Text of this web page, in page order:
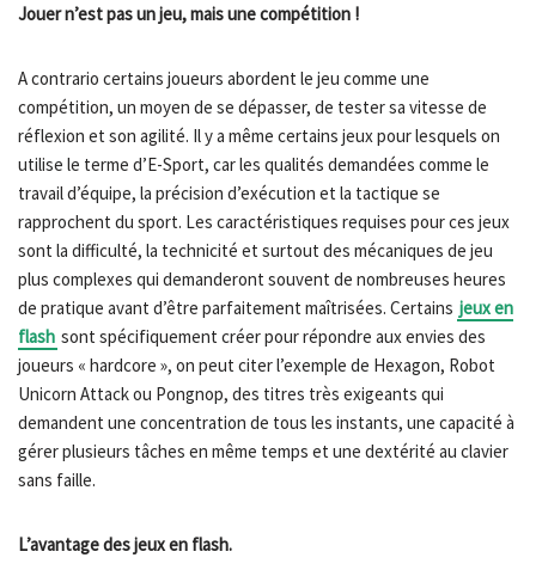
Jouer n’est pas un jeu, mais une compétition !
A contrario certains joueurs abordent le jeu comme une
compétition, un moyen de se dépasser, de tester sa vitesse de
réflexion et son agilité. Il y a même certains jeux pour lesquels on
utilise le terme d’E-Sport, car les qualités demandées comme le
travail d’équipe, la précision d’exécution et la tactique se
rapprochent du sport. Les caractéristiques requises pour ces jeux
sont la difficulté, la technicité et surtout des mécaniques de jeu
plus complexes qui demanderont souvent de nombreuses heures
de pratique avant d’être parfaitement maîtrisées. Certains jeux en
flash sont spécifiquement créer pour répondre aux envies des
joueurs « hardcore », on peut citer l’exemple de Hexagon, Robot
Unicorn Attack ou Pongnop, des titres très exigeants qui
demandent une concentration de tous les instants, une capacité à
gérer plusieurs tâches en même temps et une dextérité au clavier
sans faille.
L’avantage des jeux en flash.